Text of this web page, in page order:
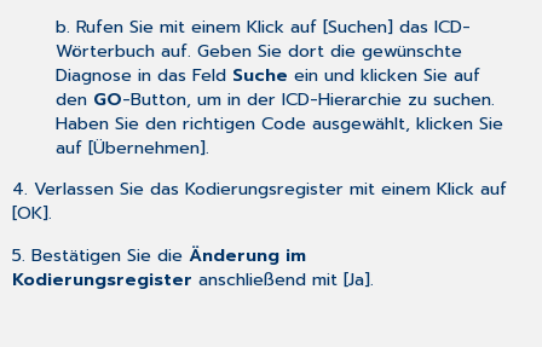
b. Rufen Sie mit einem Klick auf [Suchen] das ICD-
Wörterbuch auf. Geben Sie dort die gewünschte
Diagnose in das Feld Suche ein und klicken Sie auf
den GO-Button, um in der ICD-Hierarchie zu suchen.
Haben Sie den richtigen Code ausgewählt, klicken Sie
auf [Übernehmen].
4. Verlassen Sie das Kodierungsregister mit einem Klick auf
[OK].
5. Bestätigen Sie dieÄnderung im
Kodierungsregister anschließend mit [Ja].